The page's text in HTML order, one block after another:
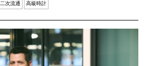
MEMBER
ログイン
会員登録
二次流通 高級時計